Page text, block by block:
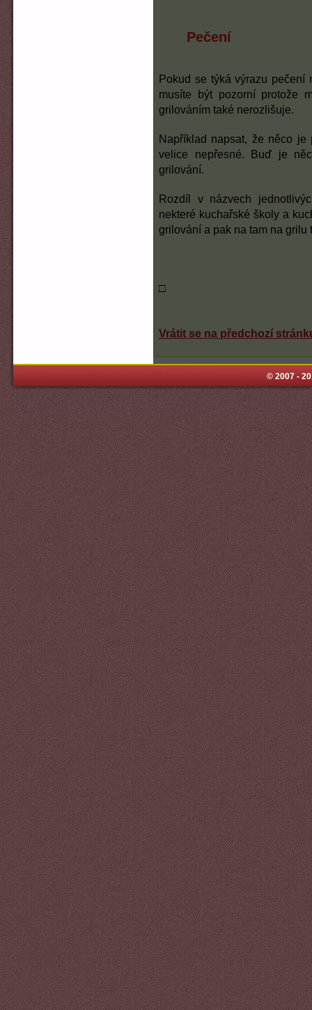
Pečení
Pokud se týká výrazu
musíte být pozorní protože
grilováním také nerozlišuje.
Například napsat, že něco
velice nepřesné. Buď je
grilování.
Rozdíl v názvech
nekteré kuchařské školy a
grilování a pak na tam na grilu
□
Vrátit se na předchozí
© 2007 -